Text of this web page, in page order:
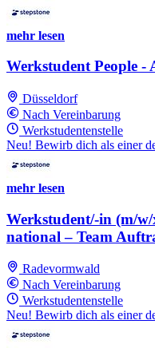
mehr lesen
Werkstudent People -
Düsseldorf
Nach Vereinbarung
Werkstudentenstelle
Neu! Bewirb dich als einer
mehr lesen
Werkstudent/-in (m/
national – Team
Radevormwald
Nach Vereinbarung
Werkstudentenstelle
Neu! Bewirb dich als einer